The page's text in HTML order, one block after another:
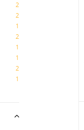
2
2
1
2
1
1
2
1